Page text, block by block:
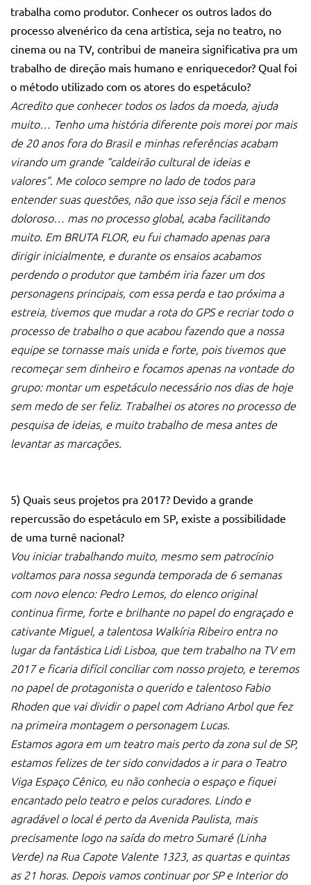
trabalha como produtor. Conhecer os outros lados do
processo alvenérico da cena artística, seja no teatro, no
cinema ou na TV, contribui de maneira significativa pra um
trabalho de direção mais humano e enriquecedor? Qual foi
o método utilizado com os atores do espetáculo?
Acredito que conhecer todos os lados da moeda, ajuda
muito… Tenho uma história diferente pois morei por mais
de 20 anos fora do Brasil e minhas referências acabam
virando um grande “caldeirão cultural de ideias e
valores”. Me coloco sempre no lado de todos para
entender suas questões, não que isso seja fácil e menos
doloroso… mas no processo global, acaba facilitando
muito. Em BRUTA FLOR, eu fui chamado apenas para
dirigir inicialmente, e durante os ensaios acabamos
perdendo o produtor que também iria fazer um dos
personagens principais, com essa perda e tao próxima a
estreia, tivemos que mudar a rota do GPS e recriar todo o
processo de trabalho o que acabou fazendo que a nossa
equipe se tornasse mais unida e forte, pois tivemos que
recomeçar sem dinheiro e focamos apenas na vontade do
grupo: montar um espetáculo necessário nos dias de hoje
sem medo de ser feliz. Trabalhei os atores no processo de
pesquisa de ideias, e muito trabalho de mesa antes de
levantar as marcações.
5) Quais seus projetos pra 2017? Devido a grande
repercussão do espetáculo em SP, existe a possibilidade
de uma turnê nacional?
Vou iniciar trabalhando muito, mesmo sem patrocínio
voltamos para nossa segunda temporada de 6 semanas
com novo elenco: Pedro Lemos, do elenco original
continua firme, forte e brilhante no papel do engraçado e
cativante Miguel, a talentosa Walkíria Ribeiro entra no
lugar da fantástica Lidi Lisboa, que tem trabalho na TV em
2017 e ficaria difícil conciliar com nosso projeto, e teremos
no papel de protagonista o querido e talentoso Fabio
Rhoden que vai dividir o papel com Adriano Arbol que fez
na primeira montagem o personagem Lucas.
Estamos agora em um teatro mais perto da zona sul de SP,
estamos felizes de ter sido convidados a ir para o Teatro
Viga Espaço Cênico, eu não conhecia o espaço e fiquei
encantado pelo teatro e pelos curadores. Lindo e
agradável o local é perto da Avenida Paulista, mais
precisamente logo na saída do metro Sumaré (Linha
Verde) na Rua Capote Valente 1323, as quartas e quintas
as 21 horas. Depois vamos continuar por SP e Interior do